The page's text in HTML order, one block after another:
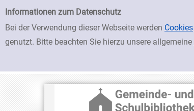
Einfache Suche
Informationen zum Datenschutz
Bei der Verwendung dieser Webseite werden Cookies
genutzt. Bitte beachten Sie hierzu unsere allgemeine
zur Navigation springen
zum Inhalt springen
Zu den Suchfiltern springen
Zur Trefferliste springen